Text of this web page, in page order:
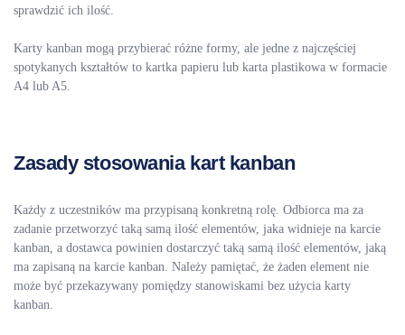
sprawdzić ich ilość.
Karty kanban mogą przybierać różne formy, ale jedne z najczęściej
spotykanych kształtów to kartka papieru lub karta plastikowa w formacie
A4 lub A5.
Zasady stosowania kart kanban
Każdy z uczestników ma przypisaną konkretną rolę. Odbiorca ma za
zadanie przetworzyć taką samą ilość elementów, jaka widnieje na karcie
kanban, a dostawca powinien dostarczyć taką samą ilość elementów, jaką
ma zapisaną na karcie kanban. Należy pamiętać, że żaden element nie
może być przekazywany pomiędzy stanowiskami bez użycia karty
kanban.